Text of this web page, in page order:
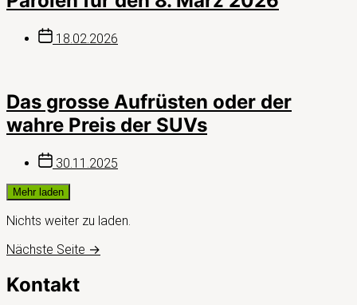
Beitragsdatum
18.02.2026
Das grosse Aufrüsten oder der
wahre Preis der SUVs
Beitragsdatum
30.11.2025
Mehr laden
Nichts weiter zu laden.
Nächste Seite →
Kontakt